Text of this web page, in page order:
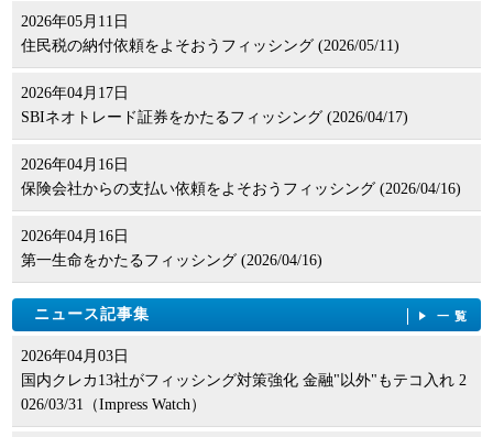
2026年05月11日
住民税の納付依頼をよそおうフィッシング (2026/05/11)
2026年04月17日
SBIネオトレード証券をかたるフィッシング (2026/04/17)
2026年04月16日
保険会社からの支払い依頼をよそおうフィッシング (2026/04/16)
2026年04月16日
第一生命をかたるフィッシング (2026/04/16)
ニュース記事集 一覧
2026年04月03日
国内クレカ13社がフィッシング対策強化 金融"以外"もテコ入れ 2
026/03/31（Impress Watch）